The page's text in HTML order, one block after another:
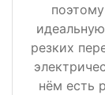
резких
нём есть